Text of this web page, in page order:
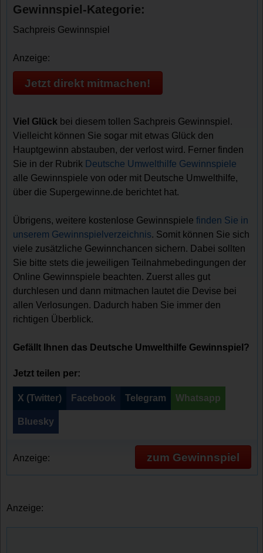
Gewinnspiel-Kategorie:
Sachpreis Gewinnspiel
Anzeige:
Jetzt direkt mitmachen!
Viel Glück bei diesem tollen Sachpreis Gewinnspiel.
Vielleicht können Sie sogar mit etwas Glück den
Hauptgewinn abstauben, der verlost wird. Ferner finden
Sie in der Rubrik Deutsche Umwelthilfe Gewinnspiele
alle Gewinnspiele von oder mit Deutsche Umwelthilfe,
über die Supergewinne.de berichtet hat.
Übrigens, weitere kostenlose Gewinnspielefinden Sie in
unserem Gewinnspielverzeichnis. Somit können Sie sich
viele zusätzliche Gewinnchancen sichern. Dabei sollten
Sie bitte stets die jeweiligen Teilnahmebedingungen der
Online Gewinnspiele beachten. Zuerst alles gut
durchlesen und dann mitmachen lautet die Devise bei
allen Verlosungen. Dadurch haben Sie immer den
richtigen Überblick.
Gefällt Ihnen das Deutsche Umwelthilfe Gewinnspiel?
Jetzt teilen per:
X (Twitter) Facebook Telegram Whatsapp
Bluesky
Anzeige: zum Gewinnspiel
Anzeige: